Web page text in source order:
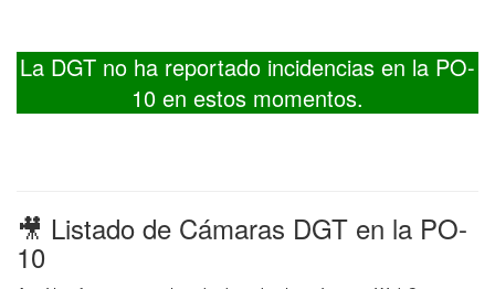
La DGT no ha reportado incidencias en la PO-
10 en estos momentos.
🎥 Listado de Cámaras DGT en la PO-
10